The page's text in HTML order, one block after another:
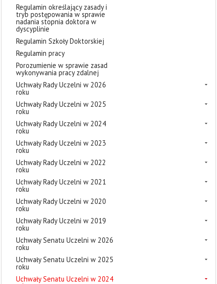
Regulamin określający zasady i
tryb postępowania w sprawie
nadania stopnia doktora w
dyscyplinie
Regulamin Szkoły Doktorskiej
Regulamin pracy
Porozumienie w sprawie zasad
wykonywania pracy zdalnej
Uchwały Rady Uczelni w 2026
roku
Uchwały Rady Uczelni w 2025
roku
Uchwały Rady Uczelni w 2024
roku
Uchwały Rady Uczelni w 2023
roku
Uchwały Rady Uczelni w 2022
roku
Uchwały Rady Uczelni w 2021
roku
Uchwały Rady Uczelni w 2020
roku
Uchwały Rady Uczelni w 2019
roku
Uchwały Senatu Uczelni w 2026
roku
Uchwały Senatu Uczelni w 2025
roku
Uchwały Senatu Uczelni w 2024